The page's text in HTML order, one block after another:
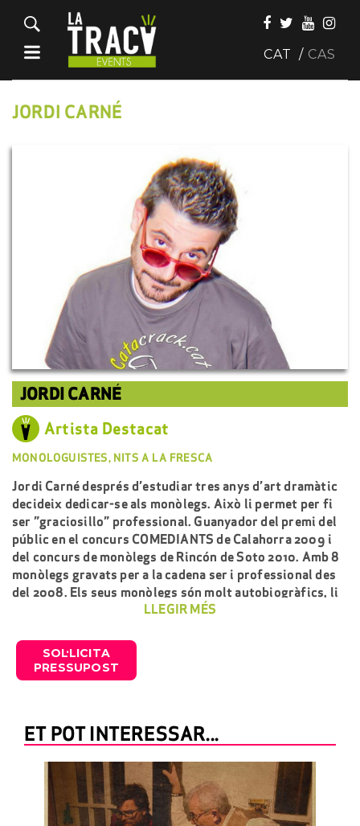
CAT CAS
JORDI CARNÉ
JORDI CARNÉ
Artista Destacat
MONOLOGUISTES, NITS A LA FRESCA
Jordi Carné després d’estudiar tres anys d’art dramàtic
decideix dedicar-se als monòlegs. Això li permet per fi
ser ”graciosillo” professional. Guanyador del premi del
públic en el concurs COMEDIANTS de Calahorra 2009 i
del concurs de monòlegs de Rincón de Soto 2010. Amb 8
monòlegs gravats per a la cadena ser i professional des
del 2008. Els seus monòlegs són molt autobiogràfics, li
agrada veure el món a la seva manera i riure’s de les cosa.
LLEGIR MÉS
SOL·LICITA
PRESSUPOST
ET POT INTERESSAR...